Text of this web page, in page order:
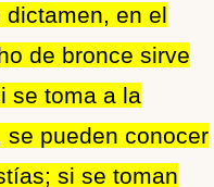
en el
de bronce sirve
se toma a la
se pueden conocer
si se toman